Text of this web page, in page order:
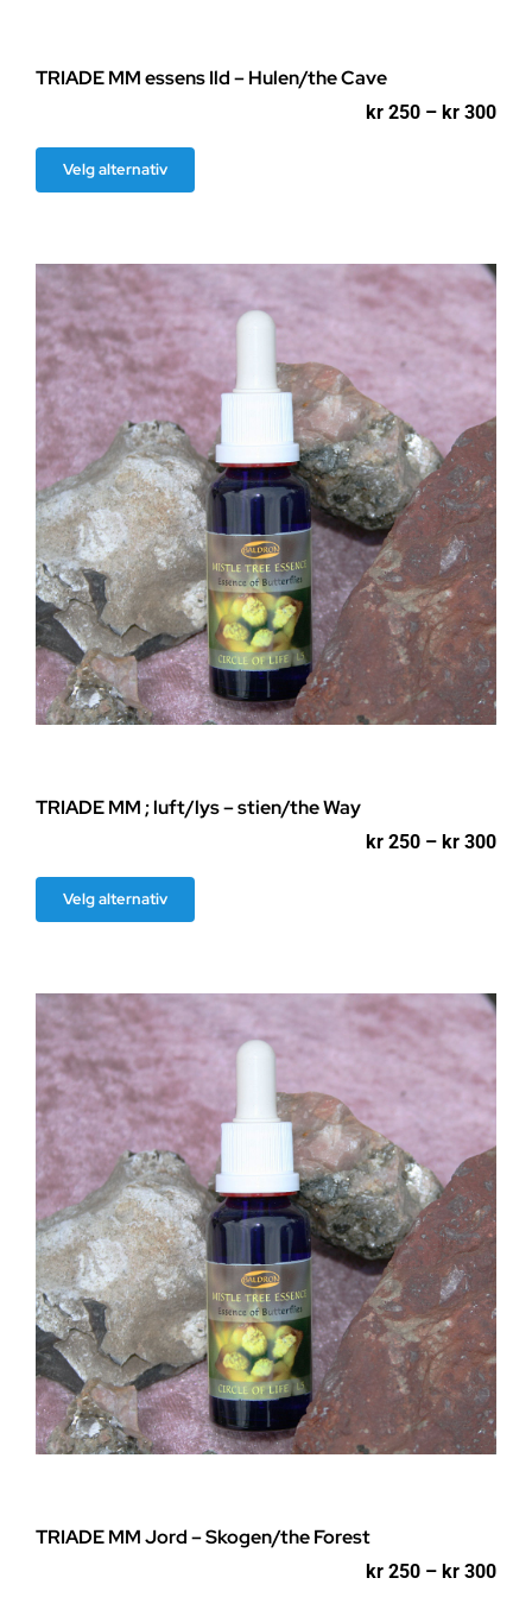
TRIADE MM essens Ild – Hulen/the Cave
kr 250 – kr 300
Velg alternativ
produktet
flere
Alternativene
velges
på
produktsiden
TRIADE MM ; luft/lys – stien/the Way
kr 250 – kr 300
Velg alternativ
produktet
flere
Alternativene
velges
på
produktsiden
TRIADE MM Jord – Skogen/the Forest
kr 250 – kr 300